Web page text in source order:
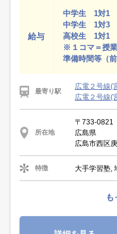
給与
中学生 1対1
中学生 1対3
高校生 1対1
※１コマ＝授
準備時間等（前
最寄り駅
広電２号線(
広電２号線(
所在地
〒733-0821
広島県
広島市西区
特徴 大手学習塾,
も